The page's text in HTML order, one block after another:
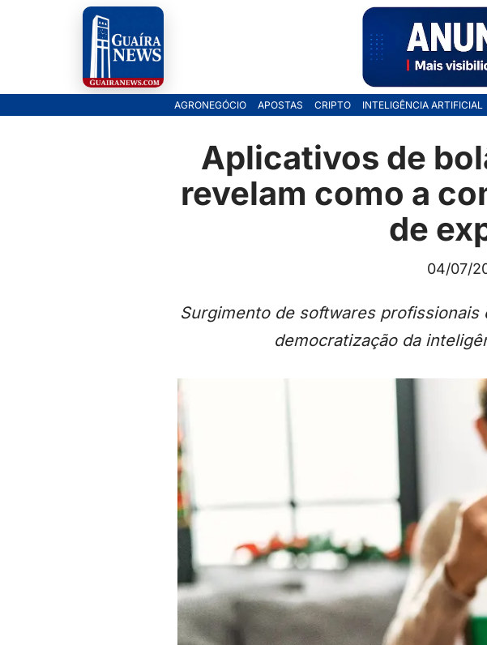
AGRONEGÓCIO APOSTAS CRIPTO INTELIGÊNCIA ARTIFICIAL
Aplicativos de
revelam como a
de
04/07/
Surgimento de softwares
democratização da